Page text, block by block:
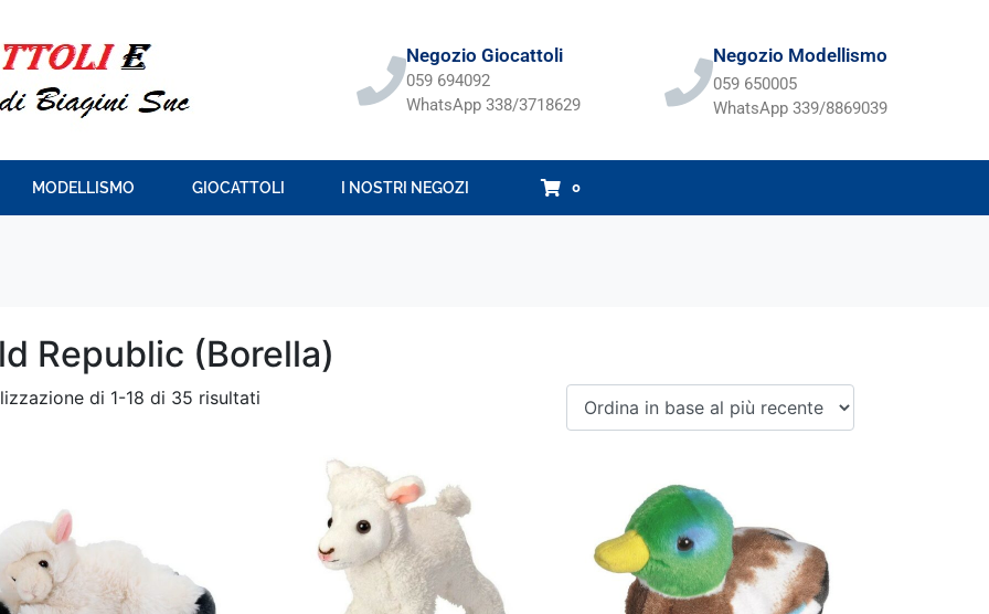
Negozio Giocattoli
059 694092
WhatsApp 338/3718629
Negozio Modellismo
059 650005
WhatsApp 339/8869039
MODELLISMO GIOCATTOLI I NOSTRI NEGOZI 0
Republic (Borella)
di 1-18 di 35 risultati